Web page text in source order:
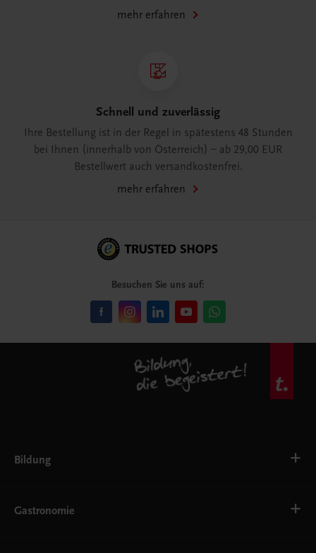
mehr erfahren
Schnell und zuverlässig
Ihre Bestellung ist in der Regel in spätestens 48 Stunden
bei Ihnen (innerhalb von Österreich) – ab 29,00 EUR
Bestellwert auch versandkostenfrei.
mehr erfahren
Besuchen Sie uns auf:
Bildung
AHS
Gastronomie